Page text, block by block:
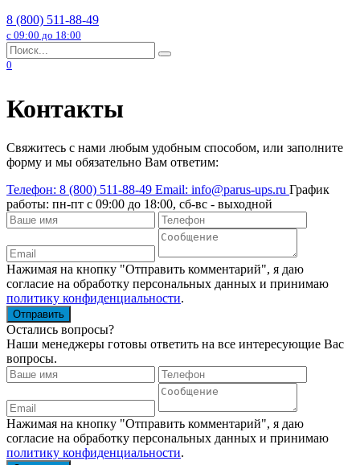
8 (800) 511-88-49
с 09:00 до 18:00
Search
for:
0
Контакты
Свяжитесь с нами любым удобным способом, или заполните
форму и мы обязательно Вам ответим:
Телефон: 8 (800) 511-88-49 Email: info@parus-ups.ru График
работы: пн-пт с 09:00 до 18:00, сб-вс - выходной
Нажимая на кнопку "Отправить комментарий", я даю
согласие на обработку персональных данных и принимаю
политику конфиденциальности.
Остались вопросы?
Наши менеджеры готовы ответить на все интересующие Вас
вопросы.
Нажимая на кнопку "Отправить комментарий", я даю
согласие на обработку персональных данных и принимаю
политику конфиденциальности.